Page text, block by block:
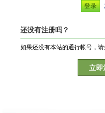
还没有注册吗？
如果还没有本站的通行帐号，
立即